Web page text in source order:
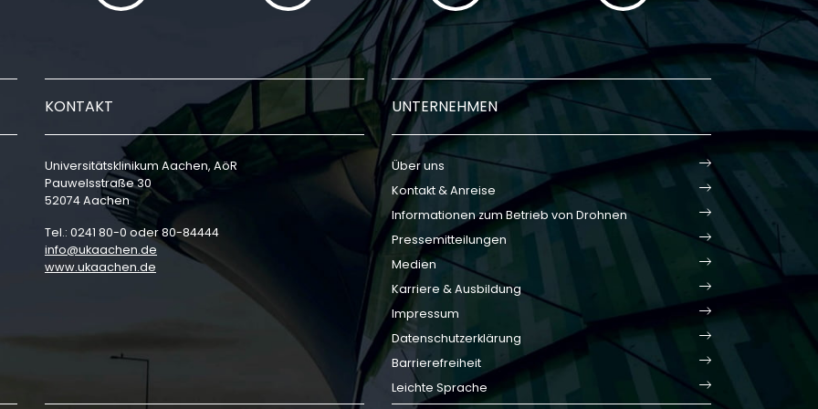
KONTAKT
Universitätsklinikum Aachen, AöR
Pauwelsstraße 30
52074 Aachen
Tel.: 0241 80-0 oder 80-84444
info
ukaachen de
www.ukaachen.de
UNTERNEHMEN
Über uns
Kontakt & Anreise
Informationen zum Betrieb von Drohnen
Pressemitteilungen
Medien
Karriere & Ausbildung
Impressum
Datenschutzerklärung
Barrierefreiheit
Leichte Sprache